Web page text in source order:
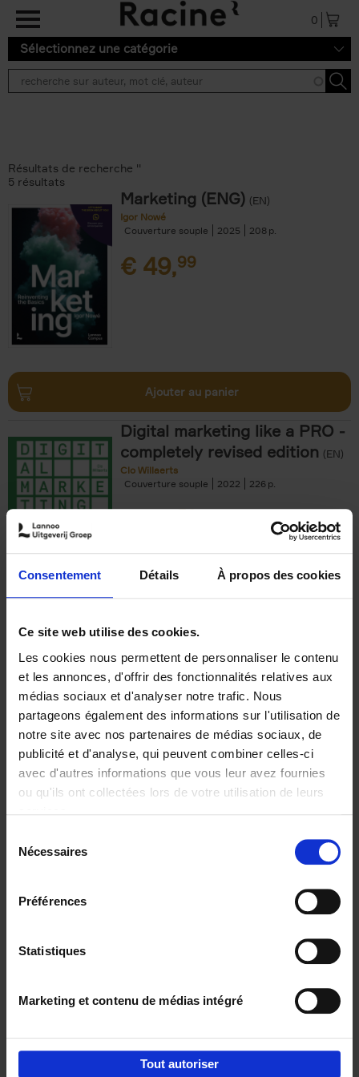
Consentement Détails À propos des cookies
Ce site web utilise des cookies.
Les cookies nous permettent de personnaliser le contenu
et les annonces, d'offrir des fonctionnalités relatives aux
médias sociaux et d'analyser notre trafic. Nous
partageons également des informations sur l'utilisation de
notre site avec nos partenaires de médias sociaux, de
publicité et d'analyse, qui peuvent combiner celles-ci
avec d'autres informations que vous leur avez fournies
ou qu'ils ont collectées lors de votre utilisation de leurs
Nécessaires
Préférences
Statistiques
Marketing et contenu de médias intégré
Tout autoriser
Aller au contenu principal
0
Sélectionnez une catégorie
Résultats de recherche ''
5 résultats
Marketing (ENG) (EN)
Igor Nowé
Couverture souple
2025 208
€ 49,99
Ajouter au panier
Digital marketing like a PRO -
completely revised edition (EN)
Clo Willaerts
Couverture souple
2022 226
€35,50
The Offer You Can't
Refuse
Steven Van Belleghem
Couverture souple
2020 256
€37,50
Building Bonds = Building